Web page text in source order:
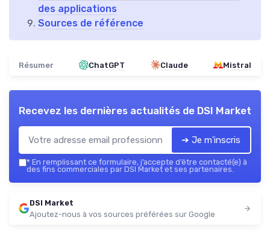
des applications
Sources de référence
Résumer ChatGPT Claude Mistral
Recevez les dernières actualités de DSI Market
➔ Je m'inscris
* En remplissant ce formulaire, j’accepte d’être contacté(e) à
des fins commerciales par DSI Market et ses partenaires.
DSI Market
Ajoutez-nous à vos sources préférées sur Google